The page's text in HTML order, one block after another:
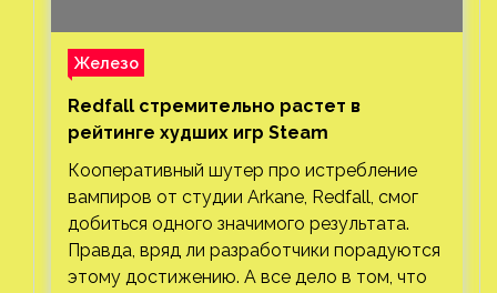
Железо
Redfall стремительно растет в
рейтинге худших игр Steam
Кооперативный шутер про истребление
вампиров от студии Arkane, Redfall, смог
добиться одного значимого результата.
Правда, вряд ли разработчики порадуются
этому достижению. А все дело в том, что